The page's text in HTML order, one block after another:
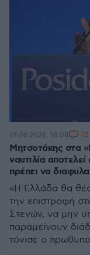
Μητσοτάκης στα
ναυτιλία
πρέπει να
«Η Ελλάδα θα
την επιστροφή
Στενών, να μην
παραμείνουν
τόνισε ο
01.06.2026, 18:08 72